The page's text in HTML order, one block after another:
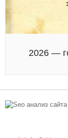
2026 —